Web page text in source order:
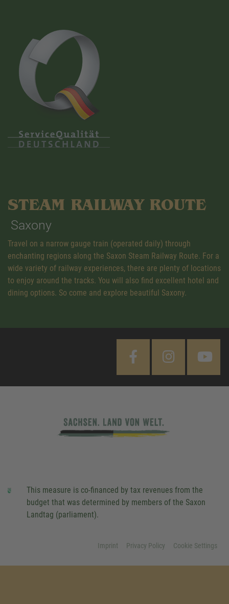
STEAM RAILWAY ROUTE
Saxony
Travel on a narrow gauge train (operated daily) through
enchanting regions along the Saxon Steam Railway Route. For a
wide variety of railway experiences, there are plenty of locations
to enjoy around the tracks. You will also find excellent hotel and
dining options. So come and explore beautiful Saxony.
This measure is co-financed by tax revenues from the
budget that was determined by members of the Saxon
Landtag (parliament).
Imprint Privacy Policy Cookie Settings